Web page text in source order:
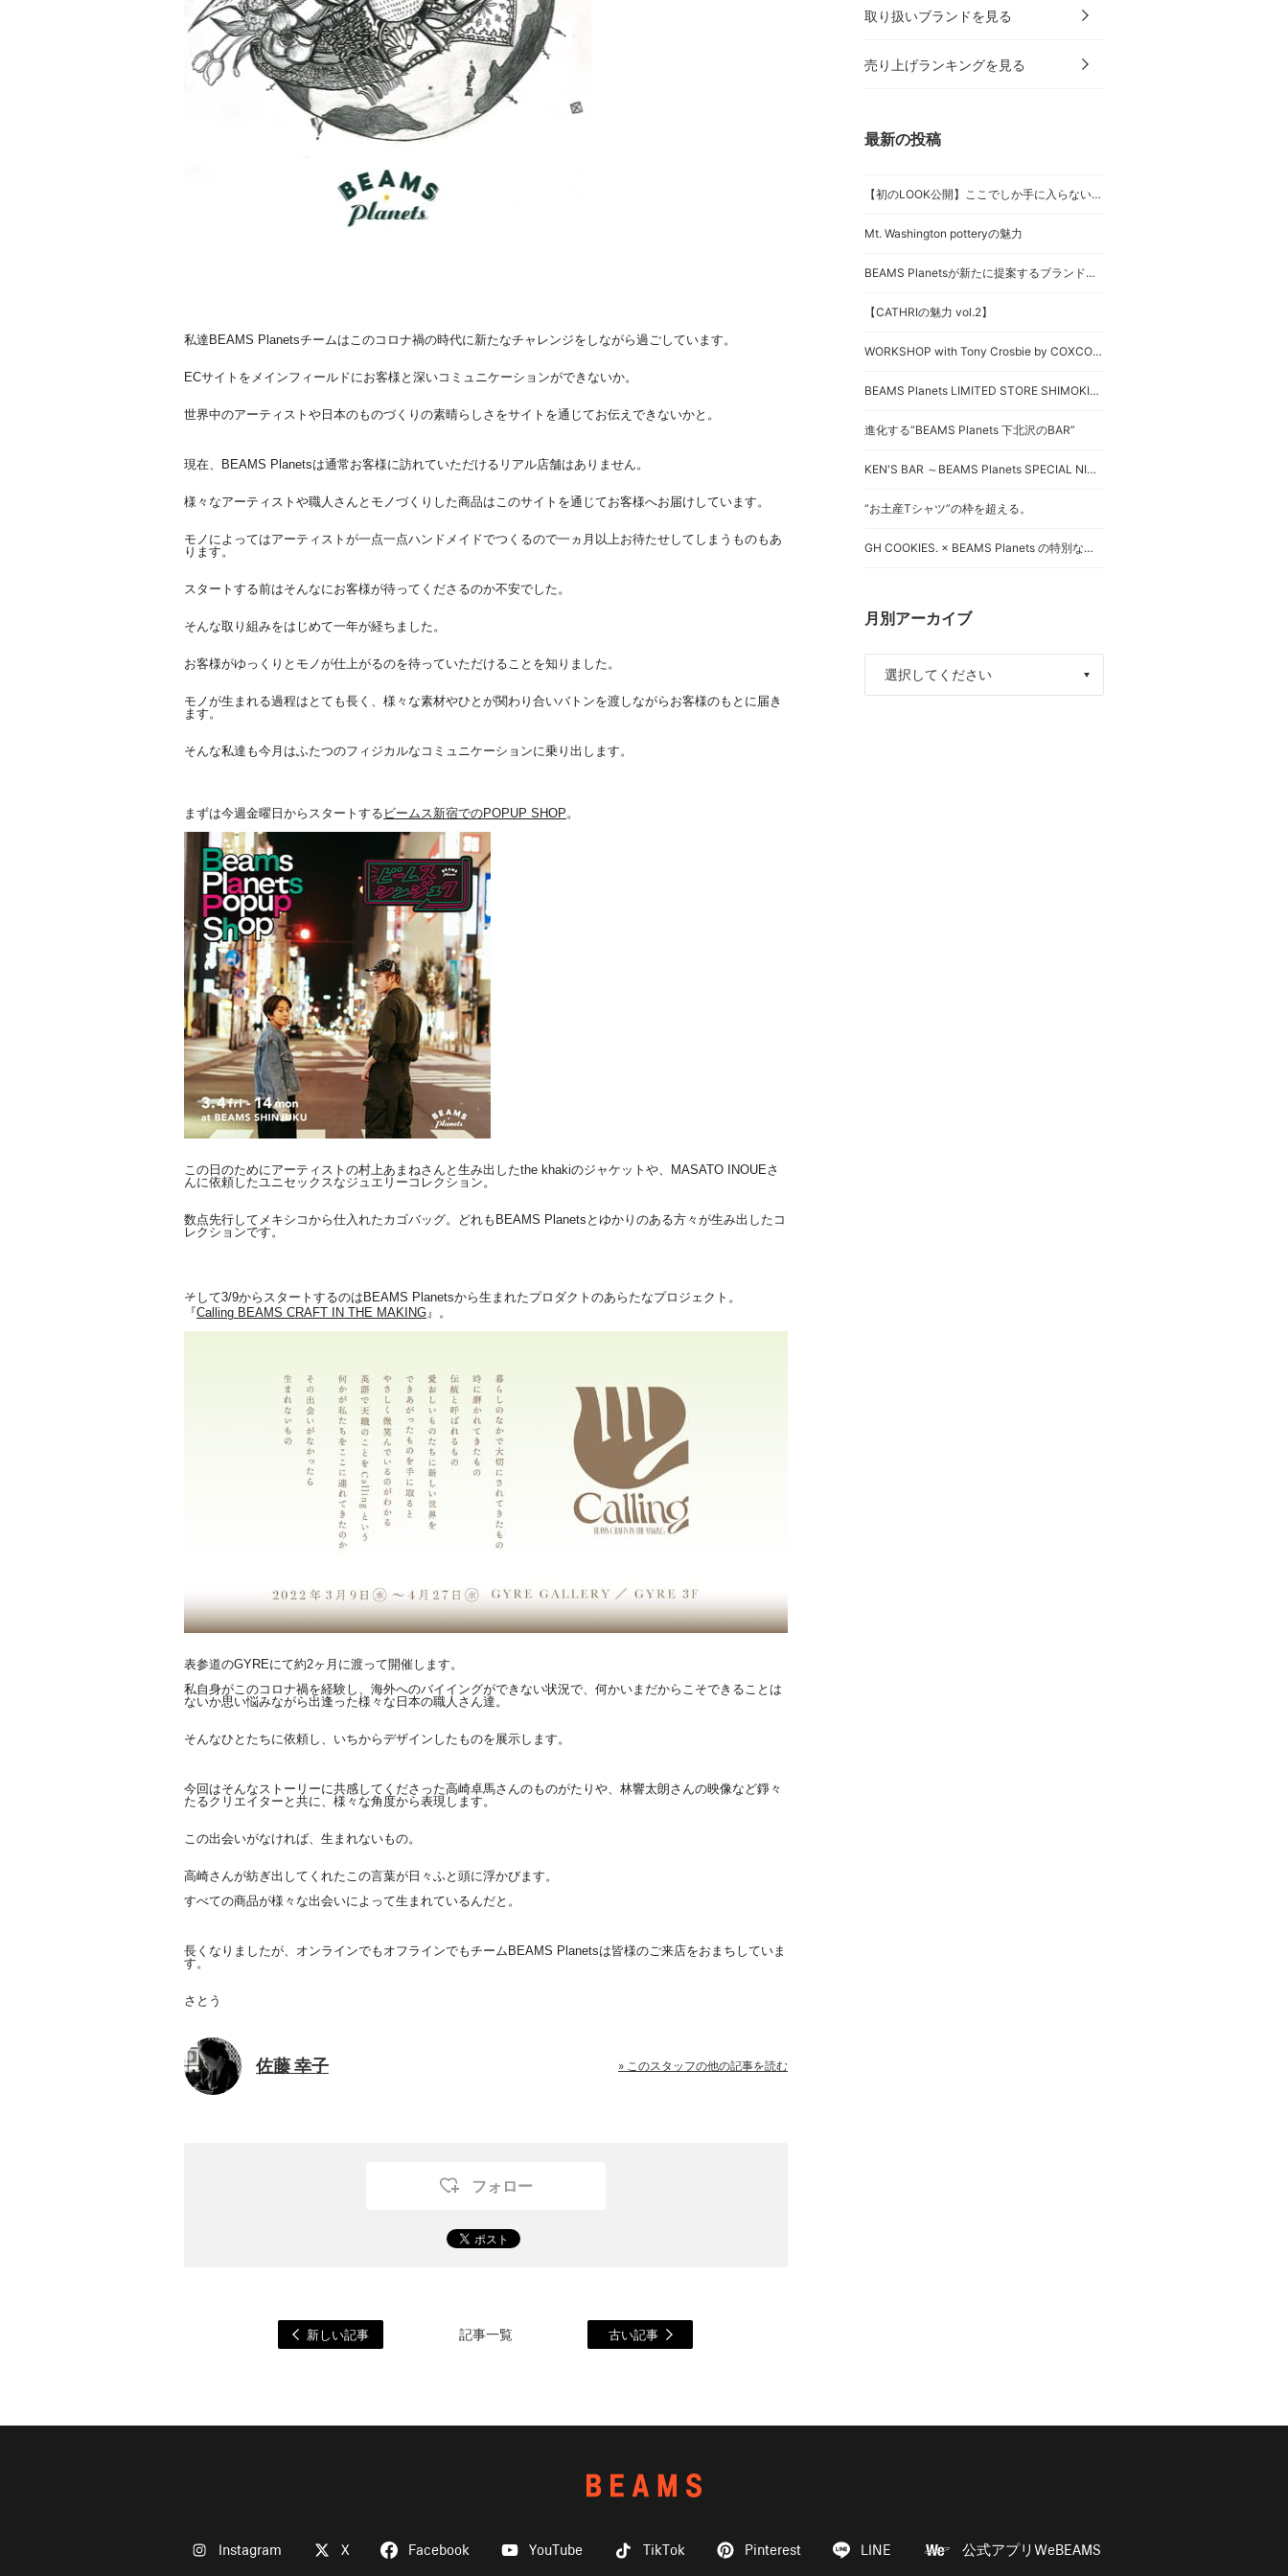
私達BEAMS Planetsチームはこのコロナ禍の時代に新たなチャレンジを しながら過ごしています。
ECサイトをメインフィールドにお客様と深いコミュニケーションができないか。
世界中のアーティストや日本のものづくりの素晴らしさをサイトを通じてお伝えできないかと。
現在、BEAMS Planetsは通常お客様に訪れていただけるリアル店舗はあり ません。
様々なアーティストや職人さんとモノづくりした商品はこのサイト を通じてお客様へお届けしています。
モノによってはアーティストが一点一点ハンドメイドでつくるので一ヵ月以上お待たせしてしまうものもあ
ります。
スタートする前はそんなにお客様が待ってくださるのか不安でした。
そんな取り組みをはじめて一年が経ちました。
お客様がゆっくりとモノが仕上がるのを待っていただけることを知 りました。
モノが生まれる過程はとても長く、 様々な素材やひとが関わり合いバトンを渡しながらお客様のもとに届き
ます。
そんな私達も今月はふたつのフィジカルなコミュニケーションに乗り出します。
まずは今週金曜日からスタートする ビームス新宿でのPOPUP SHOP。
この日のためにアーティストの村上あまねさんと生み出したthe khakiのジャケットや、MASATO INOUEさ
んに依頼したユニセックスなジュエリーコレクション。
数点先行してメキシコから仕入れたカゴバッグ。
どれもBEAMS Planetsとゆかりのある方々が生み出したコ
レクショ ンです。
そして3/9からスタートするのはBEAMS Planetsから生まれたプロダクトのあらたなプロジェクト。
『Calling BEAMS CRAFT IN THE MAKING』。
表参道のGYREにて約2ヶ月に渡って開催します。
私自身がこのコロナ禍を経験し、 海外へのバイイングができない状況で、 何かいまだからこそできることは
ないか思い悩みながら出逢った様 々な日本の職人さん達。
そんなひとたちに依頼し、いちからデザインしたものを展示します。
今回はそんなストーリーに共感してくださった高崎卓馬さんのものがたりや、林響太朗さんの映像など錚々
たるクリエイターと共に、 様々な角度から表現します。
この出会いがなければ、生まれないもの。
高崎さんが紡ぎ出してくれたこの言葉が日々ふと頭に浮かびます。
すべての商品が様々な出会いによって生まれているんだと。
長くなりましたが、 オンラインでもオフラインでもチームBEAMS Planetsは皆様のご来店をおまちしていま
す。
さとう
佐藤 幸子 » このスタッフの他の記事を読む
フォロー
新しい記事 記事一覧 古い記事
取り扱いブランドを見る
売り上げランキングを見る
最新の投稿
【初のLOOK公開】ここでしか手に入らないこだわりのブランド〈THE BASIC（ザ ベーシック）〉
Mt. Washington potteryの魅力
BEAMS Planetsが新たに提案するブランド〈THE BASIC〉の全貌に迫る。
【CATHRIの魅力 vol.2】
WORKSHOP with Tony Crosbie by COXCOMB
BEAMS Planets LIMITED STORE SHIMOKIZAWAから、大切なお知らせ。
進化する“BEAMS Planets 下北沢のBAR”
KEN'S BAR ～BEAMS Planets SPECIAL NIGHT BAR～のお知らせ。
“お土産Tシャツ”の枠を超える。
GH COOKIES. × BEAMS Planets の特別なクッキー缶が登場します。
月別アーカイブ
Instagram X Facebook YouTube TikTok Pinterest LINE 公式アプリWeBEAMS